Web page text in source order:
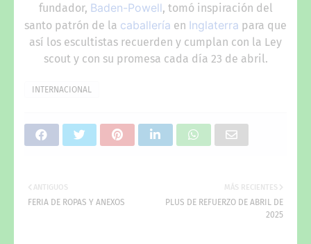
fundador, Baden-Powell, tomó inspiración del
santo patrón de la caballería en Inglaterra para que
así los escultistas recuerden y cumplan con la Ley
scout y con su promesa cada día 23 de abril.
INTERNACIONAL
MÁS RECIENTES
PLUS DE REFUERZO DE ABRIL DE
2025
ANTIGUOS
FERIA DE ROPAS Y ANEXOS